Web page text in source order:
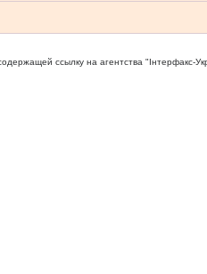
ссылку на агентства "Iнтерфакс-